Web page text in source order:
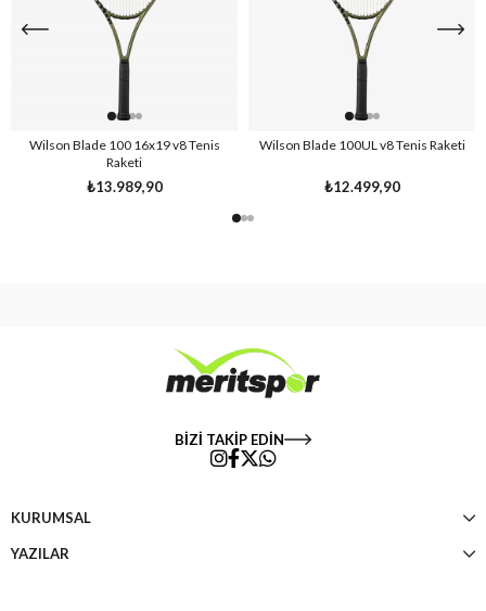
Wilson Blade 100 16x19 v8 Tenis
Raketi
₺13.989,90
Wilson Blade 100UL v8 Tenis Raketi
₺12.499,90
BİZİ TAKİP EDİN
KURUMSAL
YAZILAR